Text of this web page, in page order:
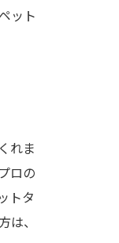
ット
れま
ロの
トタ
は、